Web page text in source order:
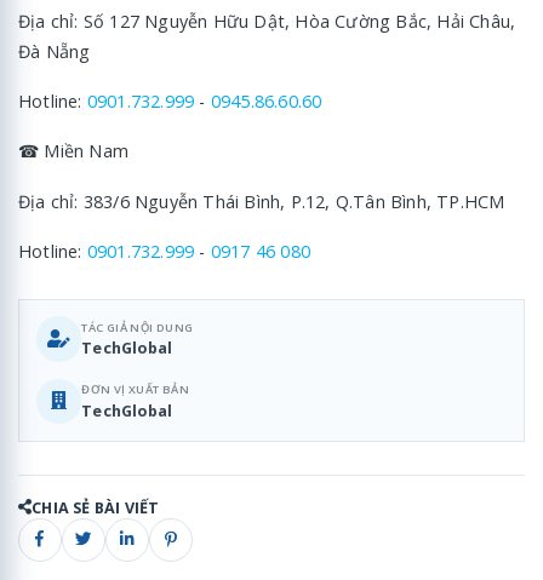
Địa chỉ: Số 127 Nguyễn Hữu Dật, Hòa Cường Bắc, Hải Châu,
Đà Nẵng
Hotline: 0901.732.999 - 0945.86.60.60
☎ Miền Nam
Địa chỉ: 383/6 Nguyễn Thái Bình, P.12, Q.Tân Bình, TP.HCM
Hotline: 0901.732.999 - 0917 46 080
TÁC GIẢ NỘI DUNG
TechGlobal
ĐƠN VỊ XUẤT BẢN
TechGlobal
CHIA SẺ BÀI VIẾT